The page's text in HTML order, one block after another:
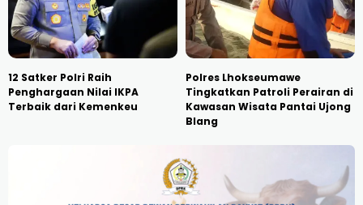
12 Satker Polri Raih
Penghargaan Nilai IKPA
Terbaik dari Kemenkeu
Polres Lhokseumawe
Tingkatkan Patroli Perairan di
Kawasan Wisata Pantai Ujong
Blang